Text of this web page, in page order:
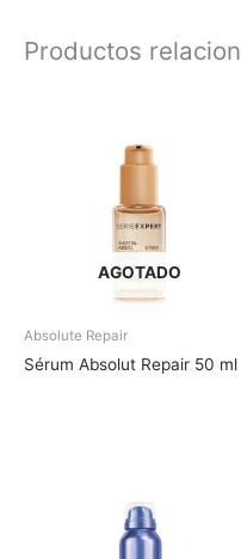
Productos
AGOTADO
Absolute Repair
Sérum Absolut Repair 50 ml